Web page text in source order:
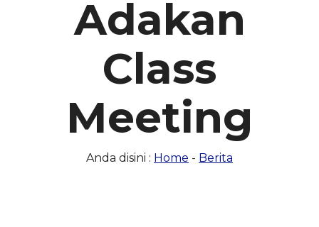
Adakan
Class
Meeting
Anda disini : Home - Berita